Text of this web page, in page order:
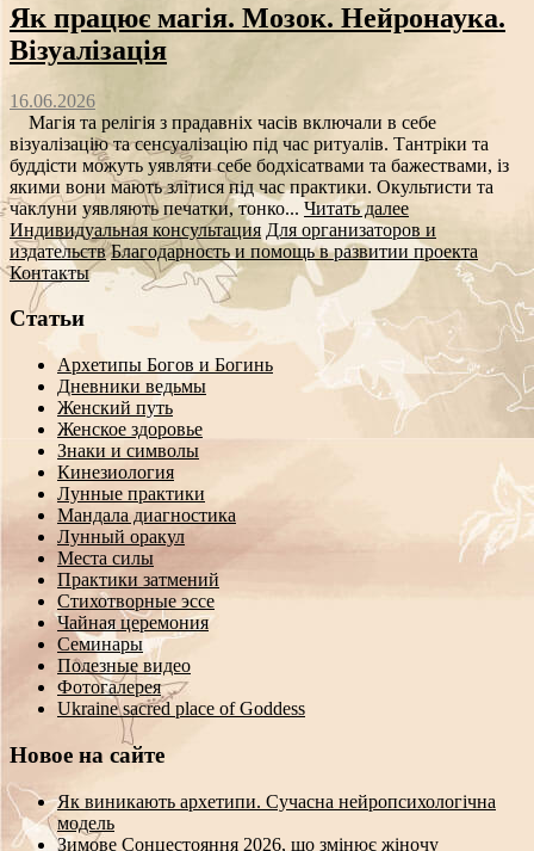
Як працює магія. Мозок. Нейронаука.
Візуалізація
16.06.2026
Магія та релігія з прадавніх часів включали в себе
візуалізацію та сенсуалізацію під час ритуалів. Тантріки та
буддісти можуть уявляти себе бодхісатвами та бажествами, із
якими вони мають злітися під час практики. Окультисти та
чаклуни уявляють печатки, тонко... Читать далее
Индивидуальная консультация Для организаторов и
издательств Благодарность и помощь в развитии проекта
Контакты
Статьи
Архетипы Богов и Богинь
Дневники ведьмы
Женский путь
Женское здоровье
Знаки и символы
Кинезиология
Лунные практики
Мандала диагностика
Лунный оракул
Места силы
Практики затмений
Стихотворные эссе
Чайная церемония
Семинары
Полезные видео
Фотогалерея
Ukraine sacred place of Goddess
Новое на сайте
Як виникають архетипи. Сучасна нейропсихологічна
модель
Зимове Сонцестояння 2026, що змінює жіночу